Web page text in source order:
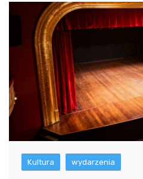
Kultura wydarzenia